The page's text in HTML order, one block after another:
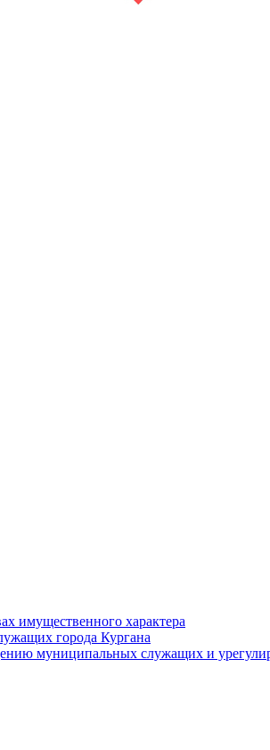
имущественного характера
города Кургана
муниципальных служащих и